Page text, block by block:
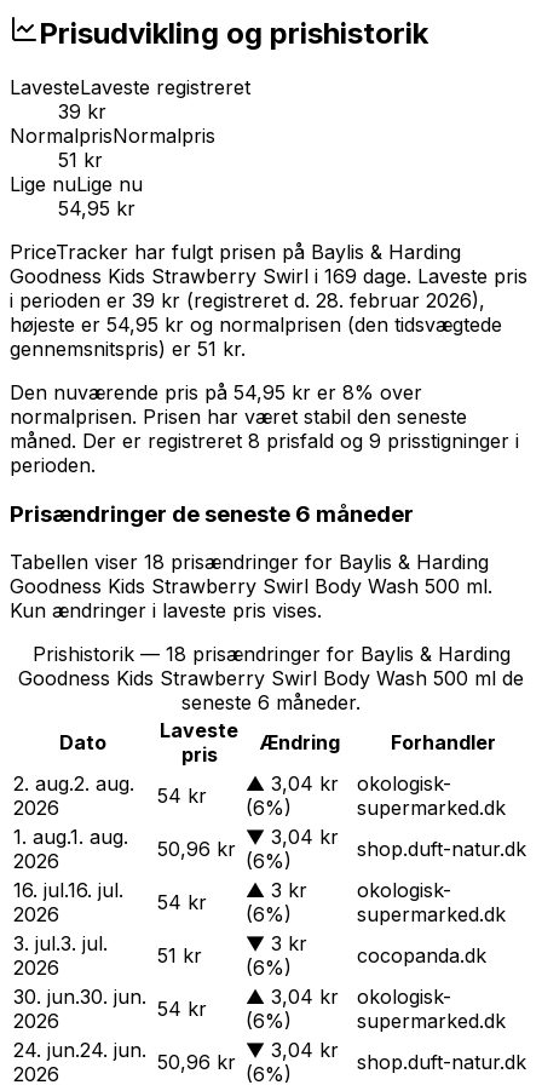
Prisudvikling og prishistorik
LavesteLaveste registreret
39 kr
NormalprisNormalpris
51 kr
Lige nuLige nu
54,95 kr
PriceTracker har fulgt prisen på Baylis & Harding
Goodness Kids Strawberry Swirl i 169 dage. Laveste pris
i perioden er 39 kr (registreret d. 28. februar 2026),
højeste er 54,95 kr og normalprisen (den tidsvægtede
gennemsnitspris) er 51 kr.
Den nuværende pris på 54,95 kr er 8% over
normalprisen. Prisen har været stabil den seneste
måned. Der er registreret 8 prisfald og 9 prisstigninger i
perioden.
Prisændringer de seneste 6 måneder
Tabellen viser 18 prisændringer for Baylis & Harding
Goodness Kids Strawberry Swirl Body Wash 500 ml.
Kun ændringer i laveste pris vises.
Prishistorik — 18 prisændringer for Baylis & Harding
Goodness Kids Strawberry Swirl Body Wash 500 ml de
seneste 6 måneder.
Dato
Laveste
pris
Ændring
Forhandler
2. aug.2. aug.
2026
54 kr ▲ 3,04 kr
(6%)
okologisk-
supermarked.dk
1. aug.1. aug.
2026
50,96 kr ▼ 3,04 kr
(6%)
shop.duft-natur.dk
16. jul.16. jul.
2026
54 kr ▲ 3 kr
(6%)
okologisk-
supermarked.dk
3. jul.3. jul.
2026
51 kr ▼ 3 kr
(6%)
cocopanda.dk
30. jun.30. jun.
2026
54 kr ▲ 3,04 kr
(6%)
okologisk-
supermarked.dk
24. jun.24. jun.
2026
50,96 kr ▼ 3,04 kr
(6%)
shop.duft-natur.dk